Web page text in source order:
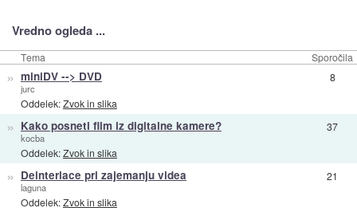
Vredno ogleda ...
Tema Sporočila
» miniDV --> DVD
jurc
Oddelek:Zvok in slika
8
» Kako posneti film iz digitalne kamere?
kocba
Oddelek:Zvok in slika
37
» Deinterlace pri zajemanju videa
laguna
Oddelek:Zvok in slika
21